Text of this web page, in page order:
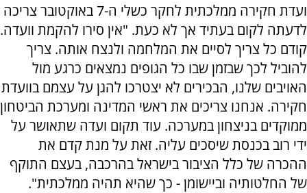
ועדת חקירה ממלכתית לחקר כשלי ה-7 באוקטובר צריכה
לדעתה לקום בעתיד אך לא כעת. "אין סירו להקמת וועדה.
קודם כל צריך לסיים את המלחמה ולנצח אותה. צריך
להוביל לכך שבזמן שבו כל הגופים נמצאים כרגע מול
האויבים שלנו, הבכירים לא יצטרכו להגן על עצמם בוועדת
חקירה. אנחנו צריכים את ראשי המדינה ומערכת הביטחון
ממוקדים בניצחון במערכה. עוד תקום ועדה שתאושר על
ידי רוב בכנסת שיסכים עליה. זאת על מנת קדם את
ההכרה של כלל הציבור בישראל בהרכבה, בעצם התוקף
של החלטותיה וביישומן - כך שהיא תהיה ממלכתית".